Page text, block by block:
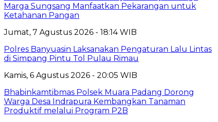
Marga Sungsang Manfaatkan Pekarangan untuk
Ketahanan Pangan
Jumat, 7 Agustus 2026 - 18:14 WIB
Polres Banyuasin Laksanakan Pengaturan Lalu Lintas
di Simpang Pintu Tol Pulau Rimau
Kamis, 6 Agustus 2026 - 20:05 WIB
Bhabinkamtibmas Polsek Muara Padang Dorong
Warga Desa Indrapura Kembangkan Tanaman
Produktif melalui Program P2B